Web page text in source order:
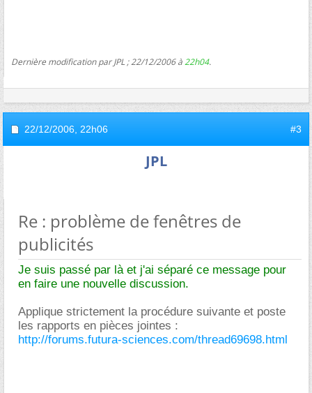
Dernière modification par JPL ; 22/12/2006 à22h04.
22/12/2006, 22h06 #3
JPL
Re : problème de fenêtres de
publicités
Je suis passé par là et j'ai séparé ce message pour
en faire une nouvelle discussion.
Applique strictement la procédure suivante et poste
les rapports en pièces jointes :
http://forums.futura-sciences.com/thread69698.html